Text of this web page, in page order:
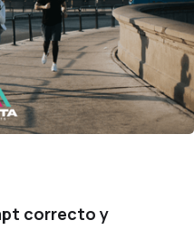
correcto y